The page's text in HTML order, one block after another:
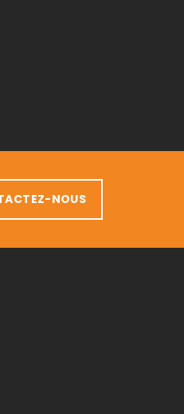
NOUS